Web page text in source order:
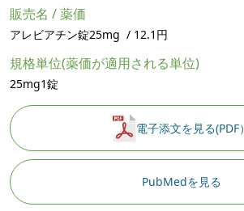
販売名 / 薬価
アレビアチン錠25mg / 12.1円
規格単位(薬価が適用される単位)
25mg1錠
電子添文を見る(PDF）
PubMedを見る